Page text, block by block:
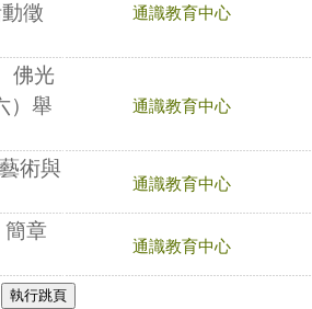
徵
通識教育中心
佛光
）舉
通識教育中心
術與
通識教育中心
簡章
通識教育中心